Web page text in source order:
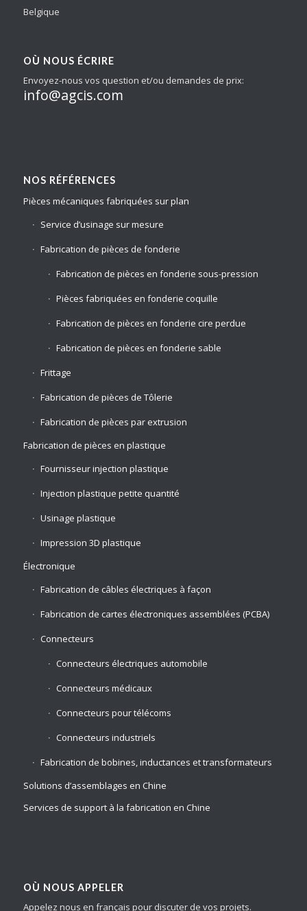
Belgique
OÙ NOUS ÉCRIRE
Envoyez-nous vos question et/ou demandes de prix:
info@agcis.com
NOS RÉFÉRENCES
Pièces mécaniques fabriquées sur plan
Service d’usinage sur mesure
Fabrication de pièces de fonderie
Fabrication de pièces en fonderie sous-pression
Pièces fabriquées en fonderie coquille
Fabrication de pièces en fonderie cire perdue
Fabrication de pièces en fonderie sable
Frittage
Fabrication de pièces de Tôlerie
Fabrication de pièces par extrusion
Fabrication de pièces en plastique
Fournisseur injection plastique
Injection plastique petite quantité
Usinage plastique
Impression 3D plastique
Électronique
Fabrication de câbles électriques à façon
Fabrication de cartes électroniques assemblées (PCBA)
Connecteurs
Connecteurs électriques automobile
Connecteurs médicaux
Connecteurs pour télécoms
Connecteurs industriels
Fabrication de bobines, inductances et transformateurs
Solutions d’assemblages en Chine
Services de support à la fabrication en Chine
OÙ NOUS APPELER
Appelez nous en français pour discuter de vos projets.